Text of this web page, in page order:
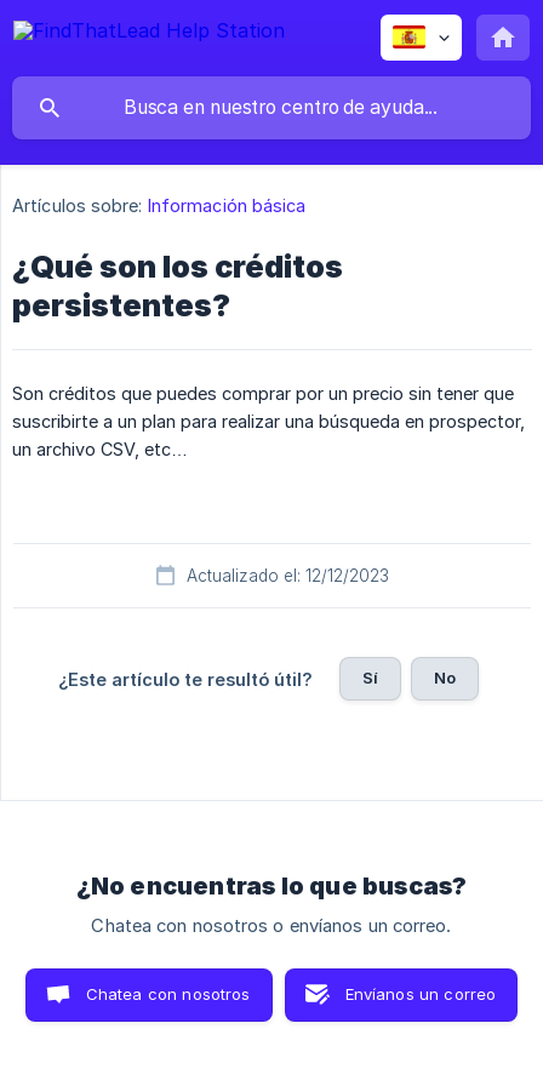
Artículos sobre: Información básica
¿Qué son los créditos
persistentes?
Son créditos que puedes comprar por un precio sin tener que
suscribirte a un plan para realizar una búsqueda en prospector,
un archivo CSV, etc…
Actualizado el: 12/12/2023
¿Este artículo te resultó útil? Sí No
¿No encuentras lo que buscas?
Chatea con nosotros o envíanos un correo.
Chatea con nosotros Envíanos un correo